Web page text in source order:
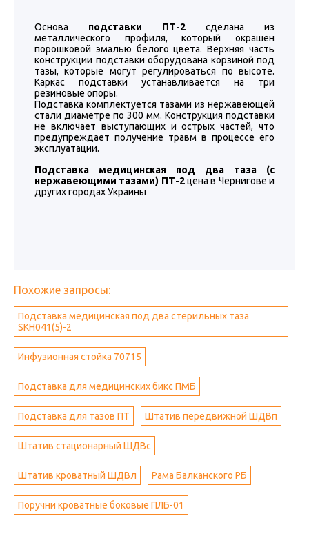
Основа подставки ПТ-2 сделана из
металлического профиля, который окрашен
порошковой эмалью белого цвета. Верхняя часть
конструкции подставки оборудована корзиной под
тазы, которые могут регулироваться по высоте.
Каркас подставки устанавливается на три
резиновые опоры.
Подставка комплектуется тазами из нержавеющей
стали диаметре по 300 мм. Конструкция подставки
не включает выступающих и острых частей, что
предупреждает получение травм в процессе его
эксплуатации.
Подставка медицинская под два таза (с
нержавеющими тазами) ПТ-2цена в Чернигове и
других городах Украины
Похожие запросы:
Подставка медицинская под два стерильных таза
SKH041(5)-2
Инфузионная стойка 70715
Подставка для медицинских бикс ПМБ
Подставка для тазов ПТ Штатив передвижной ШДВп
Штатив стационарный ШДВс
Штатив кроватный ШДВл Рама Балканского РБ
Поручни кроватные боковые ПЛБ-01